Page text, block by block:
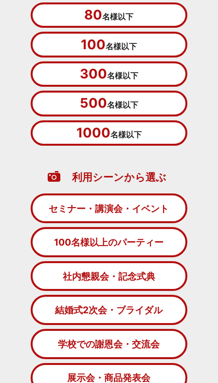
80名様以下
100名様以下
300名様以下
500名様以下
1000名様以下
利用シーンから選ぶ
セミナー・講演会・イベント
100名様以上のパーティー
社内懇親会・記念式典
結婚式2次会・ブライダル
学校での謝恩会・交流会
展示会・商品発表会